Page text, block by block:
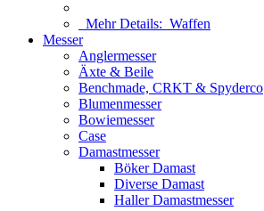
Mehr Details: Waffen
Messer
Anglermesser
Äxte & Beile
Benchmade, CRKT & Spyderco
Blumenmesser
Bowiemesser
Case
Damastmesser
Böker Damast
Diverse Damast
Haller Damastmesser